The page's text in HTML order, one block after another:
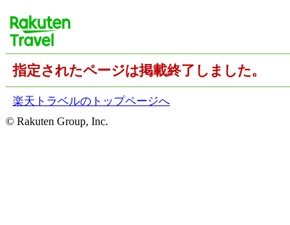
指定されたページは掲載終了しました。
楽天トラベルのトップページへ
© Rakuten Group, Inc.